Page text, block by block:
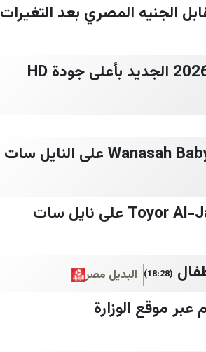
الجنيه المصري بعد التغيرات
لتسلية أطفالك طوال اليوم.. استقبل تردد قناة كراميش 2026 الجديد بأعلى جودة HD
أغاني البيبي المفضلة.. تردد قناة وناسة بيبي 2026 Wanasah Baby TV على النايل سات
(18:28) البديل مصر
موقع الوزارة